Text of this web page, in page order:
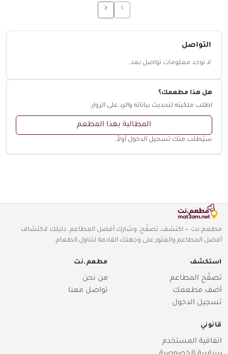
التواصل
لا توجد معلومات تواصل بعد.
هل هذا مطعمك؟
اطلب ملكيته لتحديث بياناته والرد على الزوار.
المطالبة بهذا المطعم
سيُطلب منك تسجيل الدخول أولاً.
مطعم.نت — اكتشف، تصفّح، وشارك أفضل المطاعم. دليلك لاكتشاف
أفضل المطاعم والعثور على وجهتك القادمة لتناول الطعام.
استكشف
تصفّح المطاعم
أضف مطعمك
تسجيل الدخول
مطعم.نت
من نحن
تواصل معنا
قانوني
اتفاقية المستخدم